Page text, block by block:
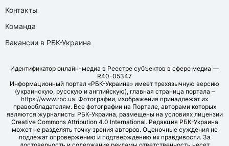
Контакты
Команда
Вакансии в РБК-Украина
Идентификатор онлайн-медиа в Реестре субъектов в сфере медиа —
R40-05347
Информационный портал «РБК-Украина» имеет трехязычную версию
(украинскую, русскую и английскую), главная страница портала –
https://www.rbc.ua. Фотографии, изображения принадлежат их
правообладателям. Все фотографии на Портале, авторами которых
являются журналисты РБК-Украина, размещены на условиях лицензии
Creative Commons Attribution 4.0 International. Редакция РБК-Украина
может не разделять точку зрения авторов. Оценочные суждения не
подлежат опровержению и подтверждению их правдивости. За